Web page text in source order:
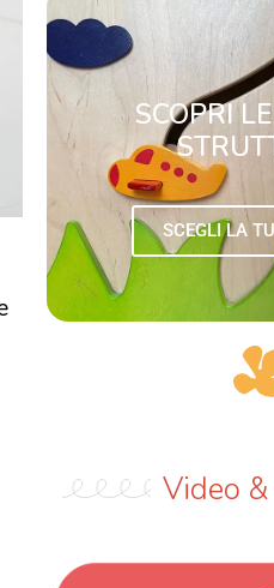
SCOPRI
SCEGLI LA
Video